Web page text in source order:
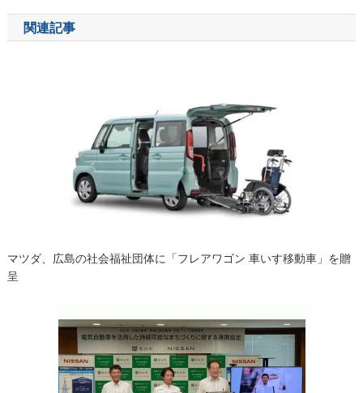
ナ
ビ
関連記事
マツダ、広島の社会福祉団体に「フレアワゴン 車いす移動車」を贈
呈